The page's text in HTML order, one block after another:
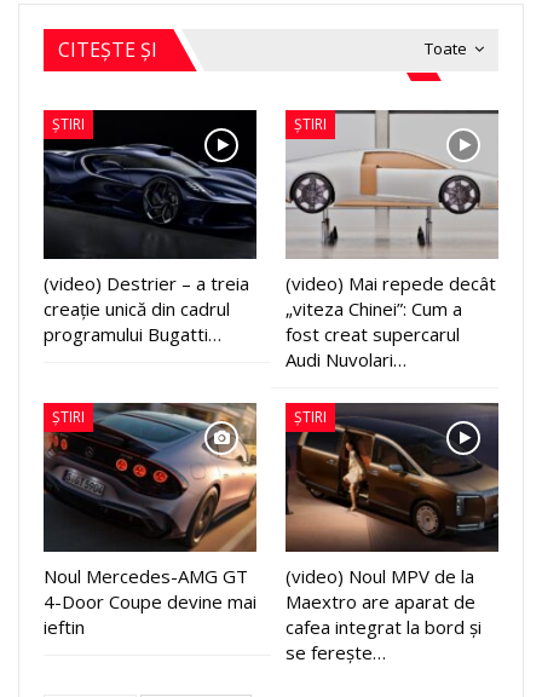
Toate
CITEȘTE ȘI
ȘTIRI
(video) Destrier – a treia
creație unică din cadrul
programului Bugatti…
ȘTIRI
(video) Mai repede decât
„viteza Chinei”: Cum a
fost creat supercarul
Audi Nuvolari…
ȘTIRI
Noul Mercedes-AMG GT
4-Door Coupe devine mai
ieftin
ȘTIRI
(video) Noul MPV de la
Maextro are aparat de
cafea integrat la bord și
se ferește…